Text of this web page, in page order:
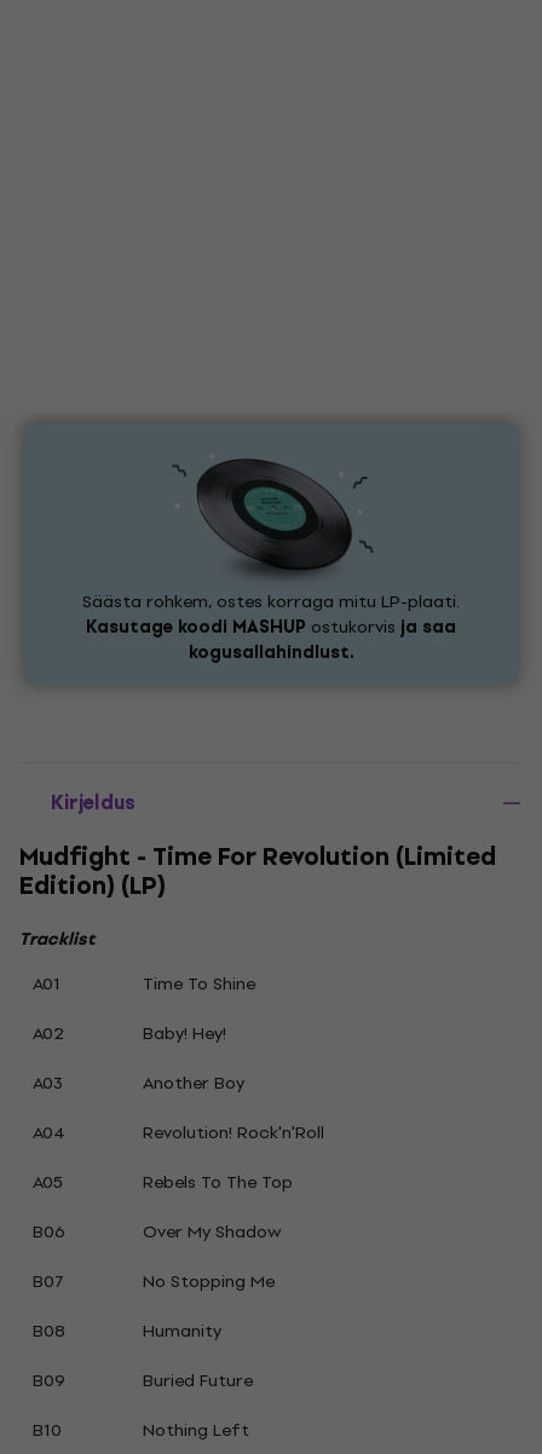
Säästa rohkem, ostes korraga mitu LP-plaati.
Kasutage koodi MASHUP ostukorvis ja saa
kogusallahindlust.
Kirjeldus
Mudfight - Time For Revolution (Limited
Edition) (LP)
Tracklist
A01
Time To Shine
A02
Baby! Hey!
A03
Another Boy
A04
Revolution! Rock'n'Roll
A05
Rebels To The Top
B06
Over My Shadow
B07
No Stopping Me
B08
Humanity
B09
Buried Future
B10
Nothing Left